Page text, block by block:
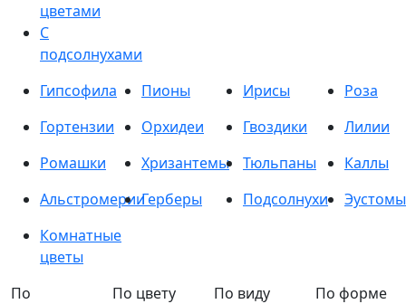
цветами
С
подсолнухами
Гипсофила
Пионы Ирисы
Роза
Гортензии
Орхидеи Гвоздики
Лилии
Ромашки
Хризантемы Тюльпаны
Каллы
АльстромерииГерберы Подсолнухи
Эустомы
Комнатные
цветы
По
По цвету
По виду
По форме